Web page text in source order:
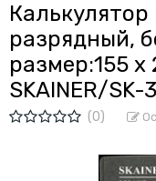
разрядный,
размер:155
SKAINER/SK-
(0)